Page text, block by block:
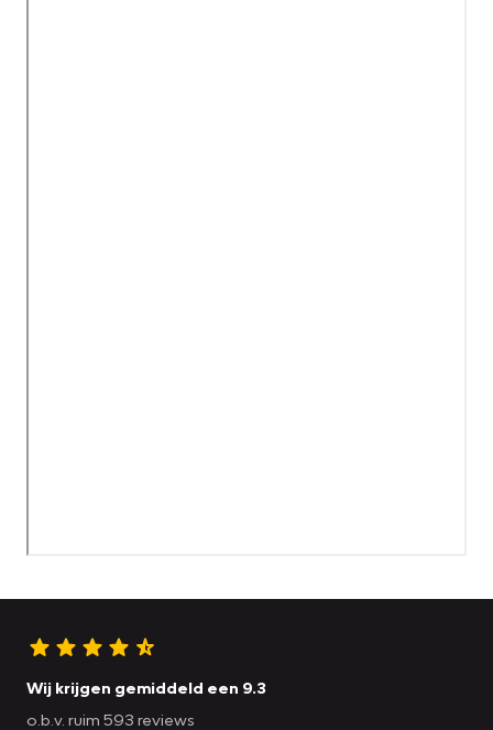
Wij krijgen gemiddeld een 9.3
o.b.v. ruim 593 reviews